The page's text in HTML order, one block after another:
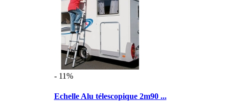
- 11%
Echelle Alu télescopique 2m90 ...